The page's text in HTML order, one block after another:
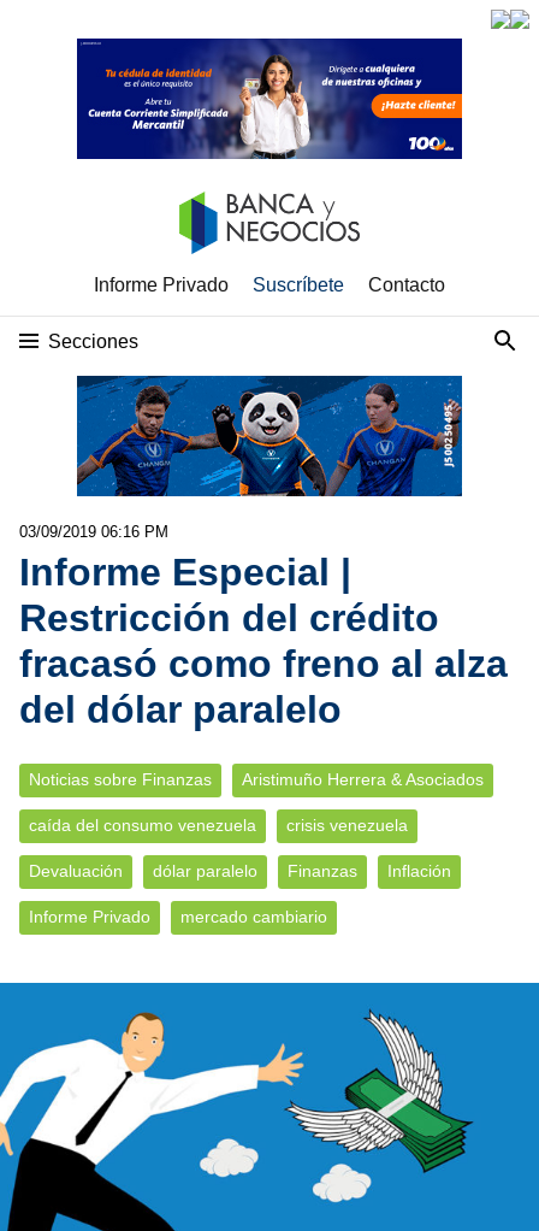
Informe Privado Suscríbete Contacto
Secciones
03/09/2019 06:16 PM
Informe Especial |
Restricción del crédito
fracasó como freno al alza
del dólar paralelo
Noticias sobre Finanzas Aristimuño Herrera & Asociados
caída del consumo venezuela crisis venezuela
Devaluación dólar paralelo Finanzas Inflación
Informe Privado mercado cambiario